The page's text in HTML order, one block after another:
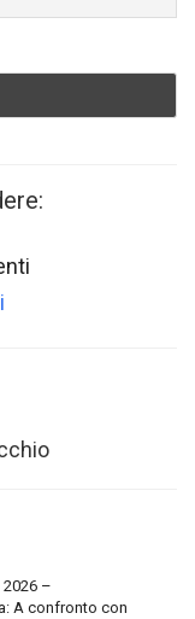
–
A confronto con